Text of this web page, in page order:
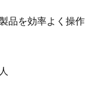
品を効率よく操作